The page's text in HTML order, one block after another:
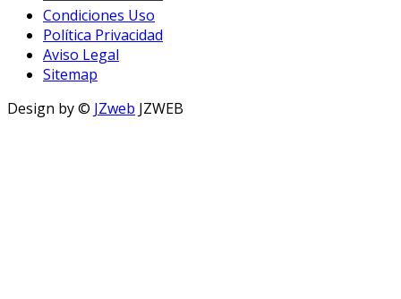
Condiciones Uso
Política Privacidad
Aviso Legal
Sitemap
Design by © JZweb JZWEB